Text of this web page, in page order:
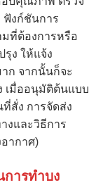
ฟังก์ชันการ
ที่ต้องการหรือ
ง ให้แจ้ง
ก จากนั้นก็จะ
เมื่ออนุมัติต้นแบบ
สั่ง การจัดส่ง
งและวิธีการ
ากาศ)
ารทำบง